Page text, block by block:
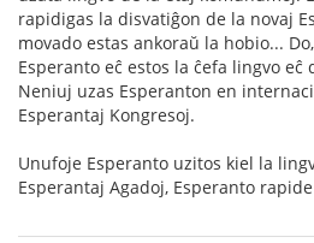
rapidigas la disvatiĝon de la novaj
movado estas ankoraŭ la hobio...
Esperanto eĉ estos la ĉefa lingvo eĉ
Neniuj uzas Esperanton en
Esperantaj Kongresoj.
Unufoje Esperanto uzitos kiel la
Esperantaj Agadoj, Esperanto